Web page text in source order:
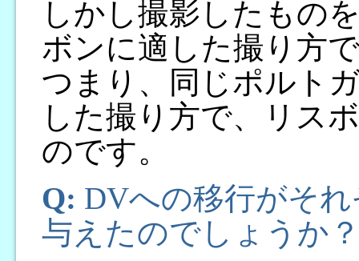
しかし撮影したもの
ボンに適した撮り方
つまり、同じポルト
した撮り方で、リス
のです。
Q: DVへの移行がそ
与えたのでしょうか